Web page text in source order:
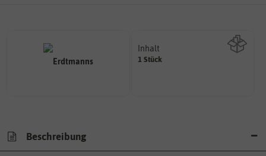
Inhalt
1 StückWie viel ist enthalten
Beschreibung